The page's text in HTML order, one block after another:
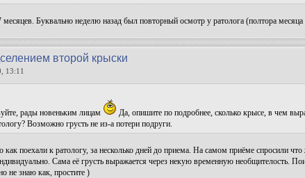
Буквально неделю назад был повторный осмотр у ратолога (полтора
второй крыски
13:11
рады новеньким лицам
Да, опишите по подробнее, сколько крысе, в чем
Возможно грусть не из-а потери подруги.
поехали к ратологу, за несколько дней до приема. На самом приёме спросили
Сама её грусть выражается через некую временную необщителость.
не знаю как, простите )